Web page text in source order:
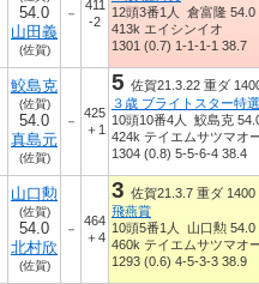
54.0
山田義
(佐賀)
－
411
-2
12頭3番1人 倉富隆 54.0
413k エイシンイオ
1301 (0.7) 1-1-1-1 38.7
鮫島克
(佐賀)
54.0
真島元
(佐賀)
－
425
＋1
5 佐賀21.3.22 重ダ
３歳 ブライトスター特選
10頭10番4人 鮫島克
424k テイエムサツマオ
1304 (0.8) 5-5-6-4 38.4
山口勲
(佐賀)
54.0
北村欣
(佐賀)
－
464
＋4
3 佐賀21.3.7 重ダ 1400
飛燕賞
10頭5番1人 山口勲 54.0
460k テイエムサツマオ
1293 (0.6) 4-5-3-3 38.9